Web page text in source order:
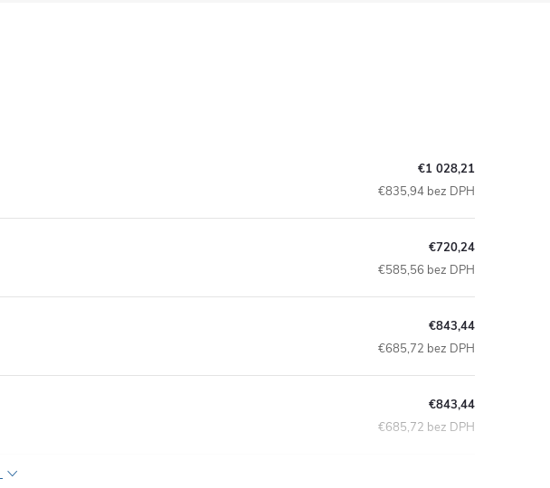
€1 028,21
€835,94 bez DPH
€720,24
€585,56 bez DPH
€843,44
€685,72 bez DPH
€843,44
€685,72 bez DPH